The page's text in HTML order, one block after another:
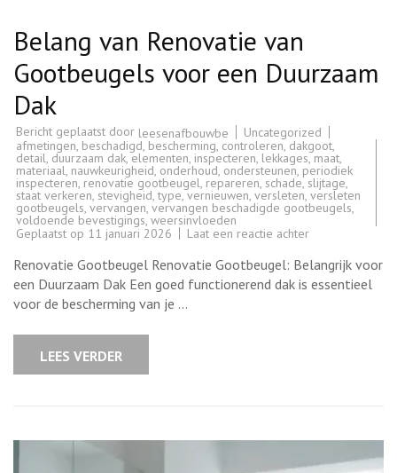
Belang van Renovatie van
Gootbeugels voor een Duurzaam
Dak
Bericht geplaatst door leesenafbouwbe
Uncategorized
afmetingen, beschadigd, bescherming, controleren, dakgoot,
detail, duurzaam dak,elementen, inspecteren, lekkages,maat,
materiaal, nauwkeurigheid, onderhoud, ondersteunen, periodiek
inspecteren, renovatie gootbeugel, repareren, schade, slijtage,
staat verkeren, stevigheid,type,vernieuwen, versleten, versleten
gootbeugels, vervangen, vervangen beschadigde gootbeugels,
voldoende bevestigings, weersinvloeden
Geplaatst op 11 januari 2026 Laat een reactie achterop
van
Renovatie
van
Renovatie Gootbeugel Renovatie Gootbeugel: Belangrijk voor
een Duurzaam Dak Een goed functionerend dak is essentieel
voor de bescherming van je …
LEES VERDER